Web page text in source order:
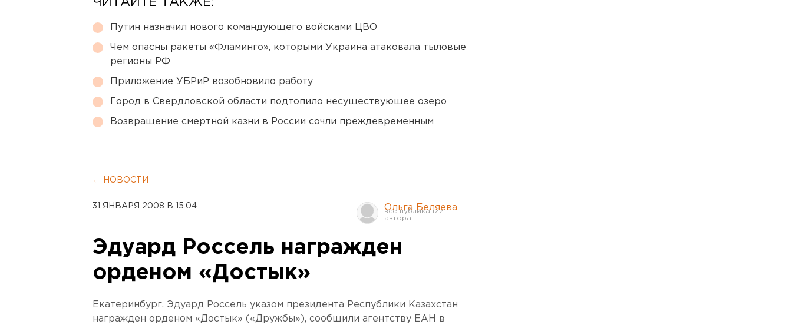
ЧИТАЙТЕ ТАКЖЕ:
Путин назначил нового командующего войсками ЦВО
Чем опасны ракеты «Фламинго», которыми Украина атаковала тыловые
регионы РФ
Приложение УБРиР возобновило работу
Город в Свердловской области подтопило несуществующее озеро
Возвращение смертной казни в России сочли преждевременным
← НОВОСТИ
31 ЯНВАРЯ 2008 В 15:04 Ольга Беляева
Эдуард Россель награжден
орденом «Достык»
Екатеринбург. Эдуард Россель указом президента Республики Казахстан
награжден орденом «Достык» («Дружбы»), сообщили агентству ЕАН в